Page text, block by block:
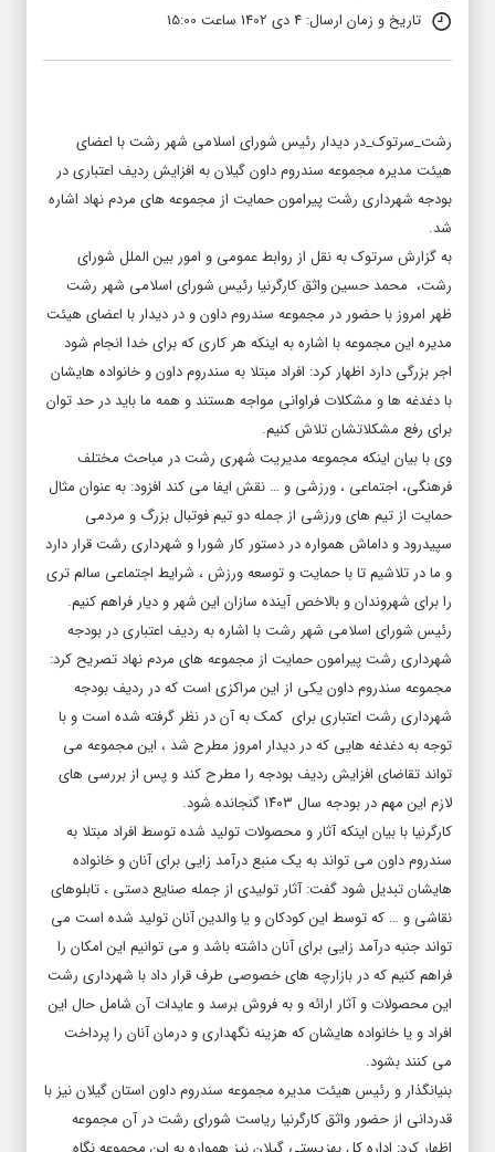
تاریخ و زمان ارسال: 4 دی 1402 ساعت 15:00
رشت_سرتوک_در دیدار رئیس شورای اسلامی شهر رشت با اعضای
هیئت مدیره مجموعه سندروم داون گیلان به افزایش ردیف اعتباری در
بودجه شهرداری رشت پیرامون حمایت از مجموعه های مردم نهاد اشاره
شد.
به گزارش سرتوک به نقل از روابط عمومی و امور بین الملل شورای
رشت، محمد حسین واثق کارگرنیا رئیس شورای اسلامی شهر رشت
ظهر امروز با حضور در مجموعه سندروم داون و در دیدار با اعضای هیئت
مدیره این مجموعه با اشاره به اینکه هر کاری که برای خدا انجام شود
اجر بزرگی دارد اظهار کرد: افراد مبتلا به سندروم داون و خانواده هایشان
با دغدغه ها و مشکلات فراوانی مواجه هستند و همه ما باید در حد توان
برای رفع مشکلاتشان تلاش کنیم.
وی با بیان اینکه مجموعه مدیریت شهری رشت در مباحث مختلف
فرهنگی، اجتماعی ، ورزشی و … نقش ایفا می کند افزود: به عنوان مثال
حمایت از تیم های ورزشی از جمله دو تیم فوتبال بزرگ و مردمی
سپیدرود و داماش همواره در دستور کار شورا و شهرداری رشت قرار دارد
و ما در تلاشیم تا با حمایت و توسعه ورزش ، شرایط اجتماعی سالم تری
را برای شهروندان و بالاخص آینده سازان این شهر و دیار فراهم کنیم.
رئیس شورای اسلامی شهر رشت با اشاره به ردیف اعتباری در بودجه
شهرداری رشت پیرامون حمایت از مجموعه های مردم نهاد تصریح کرد:
مجموعه سندروم داون یکی از این مراکزی است که در ردیف بودجه
شهرداری رشت اعتباری برای کمک به آن در نظر گرفته شده است و با
توجه به دغدغه هایی که در دیدار امروز مطرح شد ، این مجموعه می
تواند تقاضای افزایش ردیف بودجه را مطرح کند و پس از بررسی های
لازم این مهم در بودجه سال ۱۴۰۳ گنجانده شود.
کارگرنیا با بیان اینکه آثار و محصولات تولید شده توسط افراد مبتلا به
سندروم داون می تواند به یک منبع درآمد زایی برای آنان و خانواده
هایشان تبدیل شود گفت: آثار تولیدی از جمله صنایع دستی ، تابلوهای
نقاشی و … که توسط این کودکان و یا والدین آنان تولید شده است می
تواند جنبه درآمد زایی برای آنان داشته باشد و می توانیم این امکان را
فراهم کنیم که در بازارچه های خصوصی طرف قرار داد با شهرداری رشت
این محصولات و آثار ارائه و به فروش برسد و عایدات آن شامل حال این
افراد و یا خانواده هایشان که هزینه نگهداری و درمان آنان را پرداخت
می کنند بشود.
بنیانگذار و رئیس هیئت مدیره مجموعه سندروم داون استان گیلان نیز با
قدردانی از حضور واثق کارگرنیا ریاست شورای رشت در آن مجموعه